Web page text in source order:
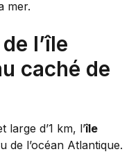
mer.
l’île
caché de
large d’1 km, l’île
de l’océan Atlantique.